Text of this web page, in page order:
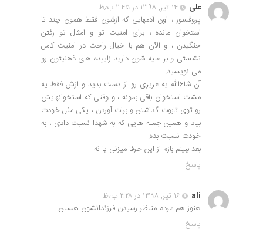
علی
۱۴ تیر, ۱۳۹۸ در ۲:۴۵ ب٫ظ
پروفسور ، اون آدمهایی که ازشون فقط همون چند تا
استخوان مانده ، برای امنیت تو و امثال تو رفتن
جنگیدن ، و الآن هم با خیال راحت در امنیت کامل
نشستی و بر علیه شون دارید زاییده های ذهنیتون رو
می نویسید.
آن شا۶الله یه عزیزی رو از دست بدید و ازش فقط یه
مشت استخوان باقی بمونه ، و وقتی که استخوانهایش
رو توی تابوت گذاشتن و برات آوردن ، یکی مثل خودت
بیاد و همین جمله هایی که به شهدا نسبت دادی ، به
خودت نسبت بده.
بعد ببینم بازم از این حرفا میزنی یا نه.
پاسخ
ali
۱۶ تیر, ۱۳۹۸ در ۲:۲۸ ب٫ظ
هنوز هم مردم منتظر رسیدن فرزندانشون هستن.
پاسخ